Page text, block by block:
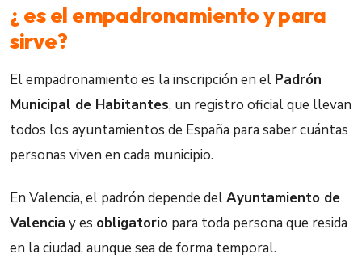
¿ es el empadronamiento y para
sirve?
El empadronamiento es la inscripción en el Padrón
Municipal de Habitantes, un registro oficial que llevan
todos los ayuntamientos de España para saber cuántas
personas viven en cada municipio.
En Valencia, el padrón depende delAyuntamiento de
Valencia y es obligatorio para toda persona que resida
en la ciudad, aunque sea de forma temporal.